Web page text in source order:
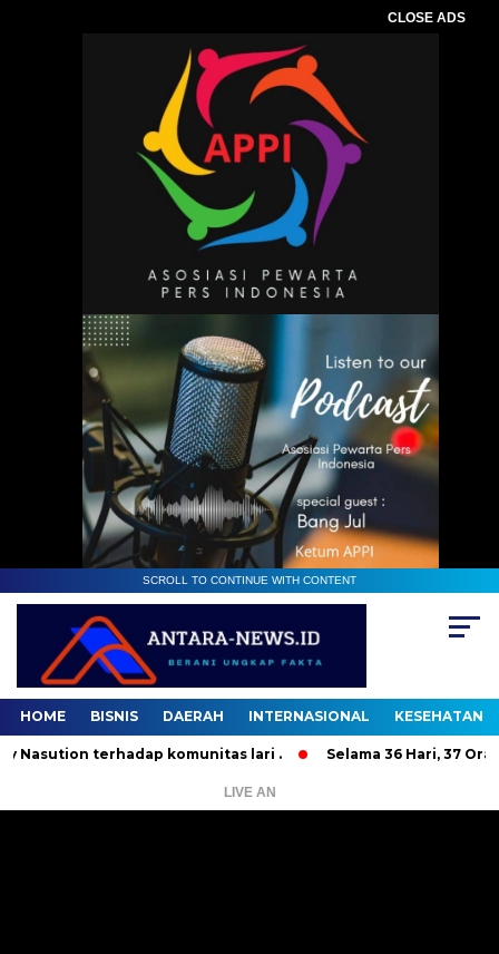
CLOSE ADS
SCROLL TO CONTINUE WITH CONTENT
HOME BISNIS DAERAH INTERNASIONAL KESEHATAN
terhadap komunitas lari . Selama 36 Hari, 37 Orang
LIVE AN